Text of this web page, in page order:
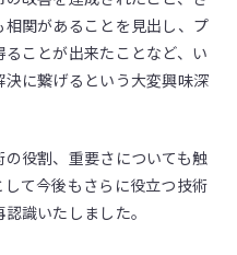
関があることを見出し、プ
ことが出来たことなど、い
に繋げるという大変興味深
役割、重要さについても触
て今後もさらに役立つ技術
識いたしました。